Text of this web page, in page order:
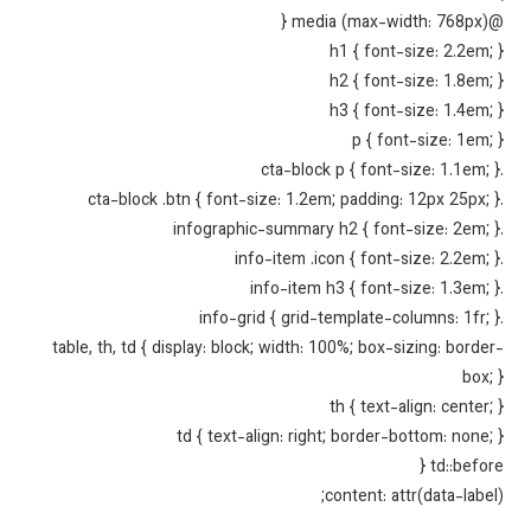
h1 { font-size:
h2 { font-size:
h3 { font-size:
p { font-size:
table, th, td { display: block; width: 100%; box-sizing:
th { text-align:
td { text-align: right; border-bottom:
content: attr(data-